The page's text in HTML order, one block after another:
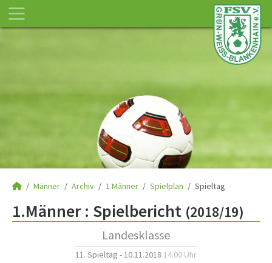
Männer Archiv 1.Männer Spielplan Spieltag
1.Männer : Spielbericht (2018/19)
Landesklasse
11. Spieltag - 10.11.2018 14:00 Uhr